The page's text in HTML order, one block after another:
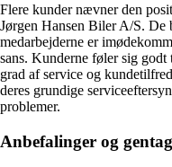
Flere kunder nævner den
Jørgen Hansen Biler A/S.
medarbejderne er
sans. Kunderne føler sig
grad af service og
deres grundige
problemer.
Anbefalinger og